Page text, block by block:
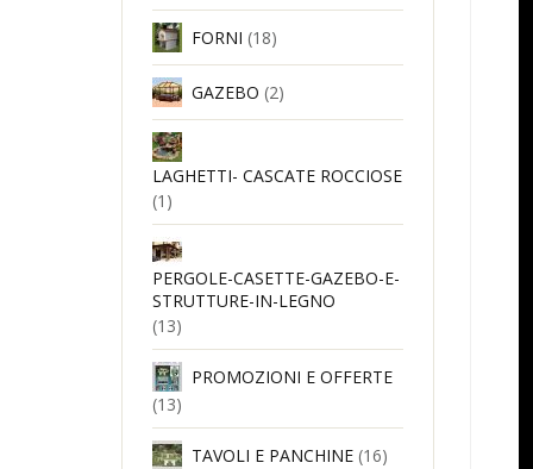
FORNI (18)
GAZEBO (2)
LAGHETTI- CASCATE ROCCIOSE
(1)
PERGOLE-CASETTE-GAZEBO-E-
STRUTTURE-IN-LEGNO
(13)
PROMOZIONI E OFFERTE
(13)
TAVOLI E PANCHINE (16)